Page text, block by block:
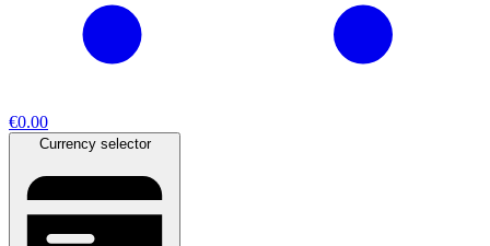
€0.00
Currency selector